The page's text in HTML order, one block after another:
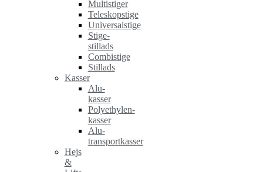
Multistiger
Teleskopstige
Universalstige
Stige-
stillads
Combistige
Stillads
Kasser
Alu-
kasser
Polyethylen-
kasser
Alu-
transportkasser
Hejs
&